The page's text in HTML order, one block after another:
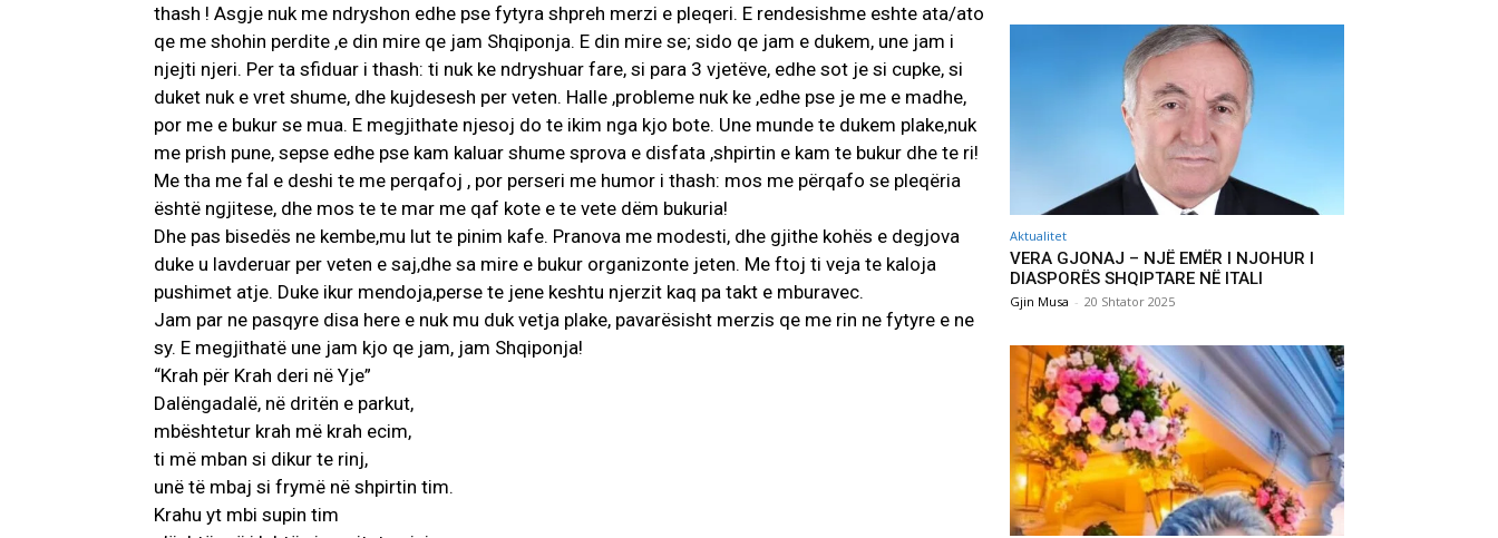
thash ! Asgje nuk me ndryshon edhe pse fytyra shpreh merzi e pleqeri. E rendesishme eshte ata/ato
qe me shohin perdite ,e din mire qe jam Shqiponja. E din mire se; sido qe jam e dukem, une jam i
njejti njeri. Per ta sfiduar i thash: ti nuk ke ndryshuar fare, si para 3 vjetëve, edhe sot je si cupke, si
duket nuk e vret shume, dhe kujdesesh per veten. Halle ,probleme nuk ke ,edhe pse je me e madhe,
por me e bukur se mua. E megjithate njesoj do te ikim nga kjo bote. Une munde te dukem plake,nuk
me prish pune, sepse edhe pse kam kaluar shume sprova e disfata ,shpirtin e kam te bukur dhe te ri!
Me tha me fal e deshi te me perqafoj , por perseri me humor i thash: mos me përqafo se pleqëria
është ngjitese, dhe mos te te mar me qaf kote e te vete dëm bukuria!
Dhe pas bisedës ne kembe,mu lut te pinim kafe. Pranova me modesti, dhe gjithe kohës e degjova
duke u lavderuar per veten e saj,dhe sa mire e bukur organizonte jeten. Me ftoj ti veja te kaloja
pushimet atje. Duke ikur mendoja,perse te jene keshtu njerzit kaq pa takt e mburavec.
Jam par ne pasqyre disa here e nuk mu duk vetja plake, pavarësisht merzis qe me rin ne fytyre e ne
sy. E megjithatë une jam kjo qe jam, jam Shqiponja!
“Krah për Krah deri në Yje”
Dalëngadalë, në dritën e parkut,
mbështetur krah më krah ecim,
ti më mban si dikur te rinj,
unë të mbaj si frymë në shpirtin tim.
Krahu yt mbi supin tim
Aktualitet
VERA GJONAJ – NJË EMËR I NJOHUR I
DIASPORËS SHQIPTARE NË ITALI
Gjin Musa - 20 Shtator 2025